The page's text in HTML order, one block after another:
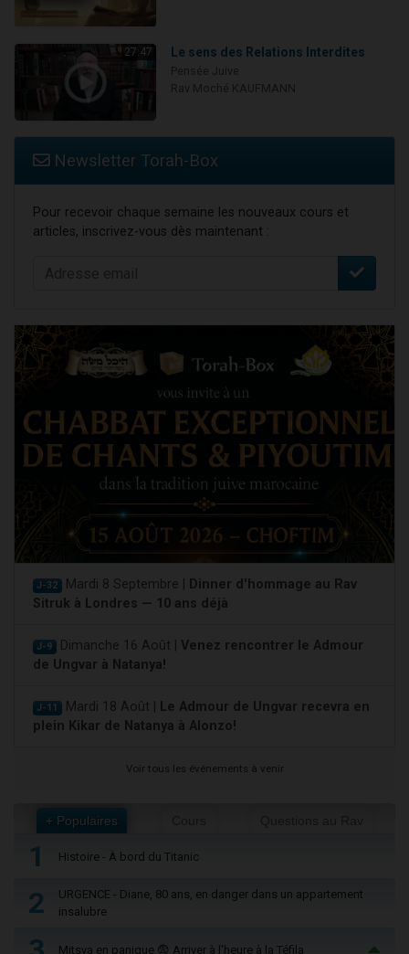
27:47 Le sens des Relations Interdites
Newsletter Torah-Box
Pour recevoir chaque semaine les nouveaux cours et
articles, inscrivez-vous dès maintenant :
J-32 Mardi 8 Septembre |
Dinner d'hommage au Rav
Sitruk à Londres — 10 ans déjà
J-9 Dimanche 16 Août | Venez rencontrer le Admour
de Ungvar à Natanya!
J-11 Mardi 18 Août |
Le Admour de Ungvar recevra en
plein Kikar de Natanya à Alonzo!
Voir tous les événements à venir
+ Populaires
1 Histoire - À bord du Titanic
2
URGENCE - Diane, 80 ans, en danger dans un appartement
insalubre
Mitsva en panique 😨 Arriver à l'heure à la Téfila